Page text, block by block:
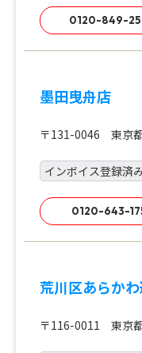
0120-849-
墨田曳舟店
〒131-0046 東京
インボイス登録済
0120-643-
荒川区あらか
〒116-0011 東京